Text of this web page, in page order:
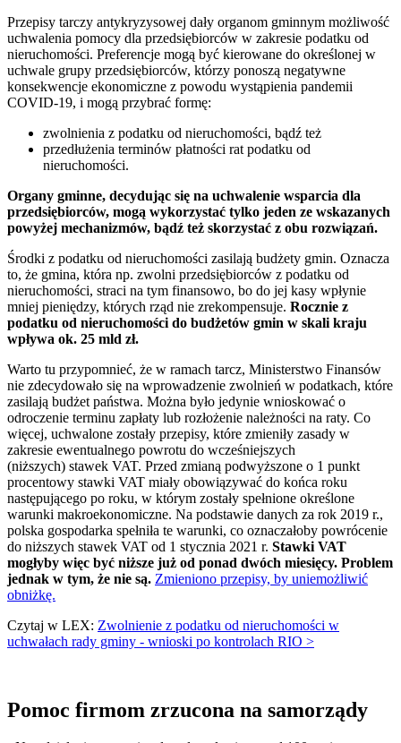
Przepisy tarczy antykryzysowej dały organom gminnym możliwość
uchwalenia pomocy dla przedsiębiorców w zakresie podatku od
nieruchomości. Preferencje mogą być kierowane do określonej w
uchwale grupy przedsiębiorców, którzy ponoszą negatywne
konsekwencje ekonomiczne z powodu wystąpienia pandemii
COVID-19, i mogą przybrać formę:
zwolnienia z podatku od nieruchomości, bądź też
przedłużenia terminów płatności rat podatku od
nieruchomości.
Organy gminne, decydując się na uchwalenie wsparcia dla
przedsiębiorców, mogą wykorzystać tylko jeden ze wskazanych
powyżej mechanizmów, bądź też skorzystać z obu rozwiązań.
Środki z podatku od nieruchomości zasilają budżety gmin. Oznacza
to, że gmina, która np. zwolni przedsiębiorców z podatku od
nieruchomości, straci na tym finansowo, bo do jej kasy wpłynie
mniej pieniędzy, których rząd nie zrekompensuje. Rocznie z
podatku od nieruchomości do budżetów gmin w skali kraju
wpływa ok. 25 mld zł.
Warto tu przypomnieć, że w ramach tarcz, Ministerstwo Finansów
nie zdecydowało się na wprowadzenie zwolnień w podatkach, które
zasilają budżet państwa. Można było jedynie wnioskować o
odroczenie terminu zapłaty lub rozłożenie należności na raty. Co
więcej, uchwalone zostały przepisy, które zmieniły zasady w
zakresie ewentualnego powrotu do wcześniejszych
(niższych) stawek VAT. Przed zmianą podwyższone o 1 punkt
procentowy stawki VAT miały obowiązywać do końca roku
następującego po roku, w którym zostały spełnione określone
warunki makroekonomiczne. Na podstawie danych za rok 2019 r.,
polska gospodarka spełniła te warunki, co oznaczałoby powrócenie
do niższych stawek VAT od 1 stycznia 2021 r. Stawki VAT
mogłyby więc być niższe już od ponad dwóch miesięcy. Problem
jednak w tym, że nie są. Zmieniono przepisy, by uniemożliwić
obniżkę.
Czytaj w LEX: Zwolnienie z podatku od nieruchomości w
uchwałach rady gminy - wnioski po kontrolach RIO >
Pomoc firmom zrzucona na samorządy